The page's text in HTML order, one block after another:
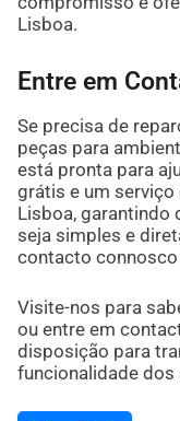
Lisboa.
Entre em
Se precisa de
peças para
está pronta para
grátis e um
Lisboa, garantindo
seja simples e
contacto
Visite-nos para
ou entre em
disposição para
funcionalidade dos